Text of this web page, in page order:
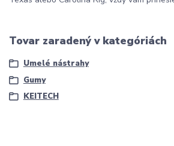
Tovar zaradený v kategóriách
Umelé nástrahy
Gumy
KEITECH